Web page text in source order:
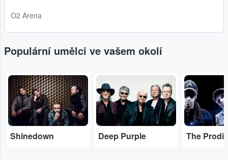
O2 Arena
Populární umělci ve vašem okolí
...
Shinedown Deep Purple
...
The